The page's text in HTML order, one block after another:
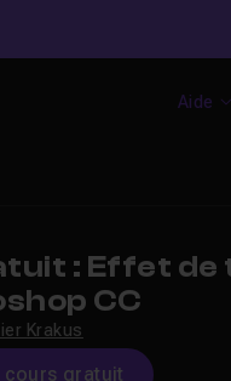
Aide
: Effet
CC
Krakus
cours gratuit